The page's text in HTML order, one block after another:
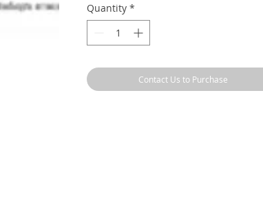
คุณสมบัติมันวาวและน้ำซึมผ่านได้ยาก จึง
ทำให้มีความแข็งแรง ทนทาน แกะแบบออก
เหมาะสำหรับงานก่อสร้างทั่วไป ใช้งานได้
Quantity *
Contact Us to Purchase